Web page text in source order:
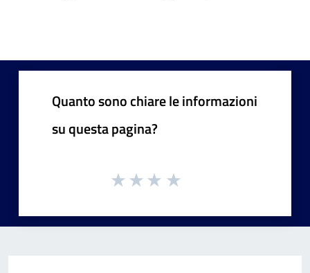
Quanto sono chiare le informazioni
su questa pagina?